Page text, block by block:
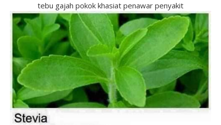
tebu gajah pokok khasiat penawar penyakit